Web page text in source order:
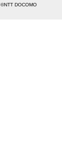
©NTT DOCOMO